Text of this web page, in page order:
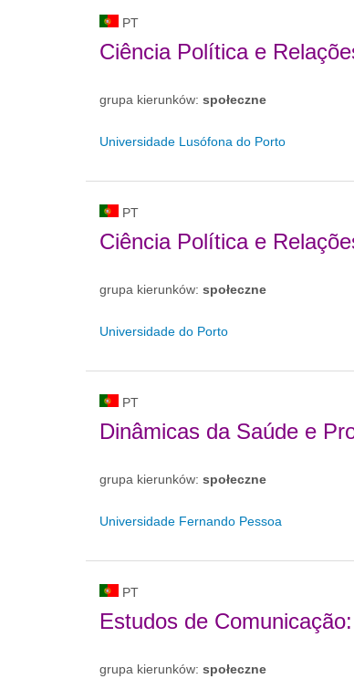
PT
Ciência Política e
grupa kierunków: społeczne
Universidade Lusófona do Porto
PT
Ciência Política e
grupa kierunków: społeczne
Universidade do Porto
PT
Dinâmicas da Saúde e
grupa kierunków: społeczne
Universidade Fernando Pessoa
PT
Estudos de
grupa kierunków: społeczne